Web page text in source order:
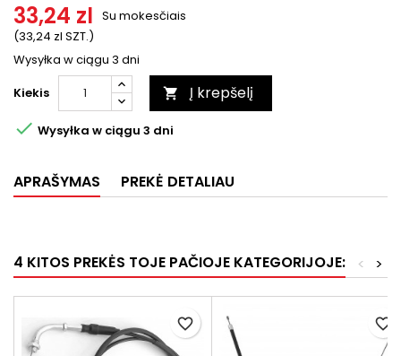
33,24 zl
(33,24 zl SZT.)
Su mokesčiais
Wysyłka w ciągu 3 dni
Kiekis
 Į krepšelį
 Wysyłka w ciągu 3 dni
APRAŠYMAS PREKĖ DETALIAU
4 KITOS PREKĖS TOJE PAČIOJE KATEGORIJOJE: >
<
favorite_border favorite_border